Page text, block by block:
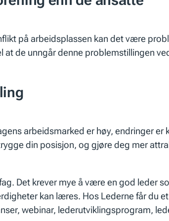
på arbeidsplassen kan det være
at de unngår denne problemstillingen
arbeidsmarked er høy, endringer
din posisjon, og gjøre deg mer
Det krever mye å være en god leder
kan læres. Hos Lederne får du
webinar, lederutviklingsprogram,